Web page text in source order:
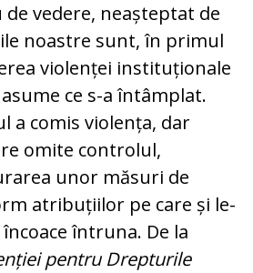
vedere, neașteptat de
noastre sunt, în primul
violenței instituționale
ce s-a întâmplat.
a comis violența, dar
omite controlul,
unor măsuri de
atribuțiilor pe care și le-
încoace întruna. De la
pentru Drepturile